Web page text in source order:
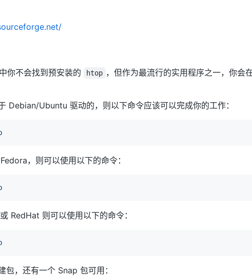
你不会找到预安装的 htop ，但作为最流行的实用程序之一，你会
Debian/Ubuntu 驱动的，则以下命令应该可以完成你的工作：
，则可以使用以下的命令：
RedHat 则可以使用以下的命令：
包，还有一个 Snap 包可用：